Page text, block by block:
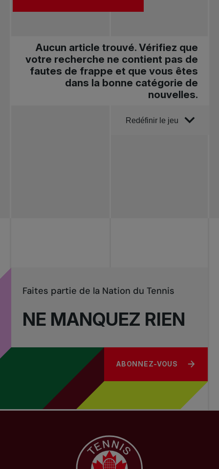
Aucun article trouvé. Vérifiez que
votre recherche ne contient pas de
fautes de frappe et que vous êtes
dans la bonne catégorie de
nouvelles.
Trier par
Redéfinir le jeu
NE MANQUEZ RIEN
Faites partie de la Nation du Tennis
ABONNEZ-VOUS